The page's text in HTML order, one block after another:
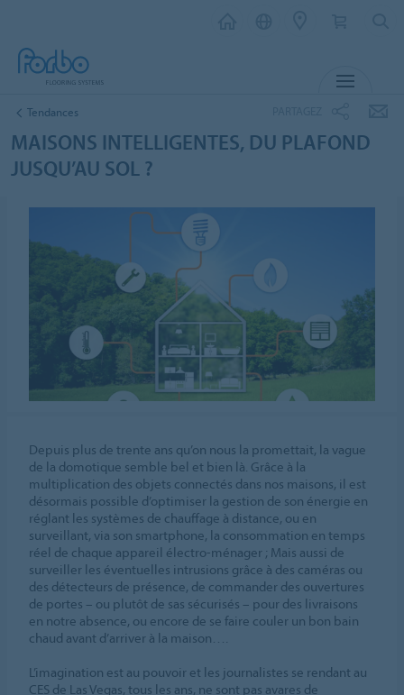
Tendances
MAISONS INTELLIGENTES, DU PLAFOND
JUSQU’AU SOL ?
Depuis plus de trente ans qu’on nous la promettait, la vague
de la domotique semble bel et bien là. Grâce à la
multiplication des objets connectés dans nos maisons, il est
désormais possible d’optimiser la gestion de son énergie en
réglant les systèmes de chauffage à distance, ou en
surveillant, via son smartphone, la consommation en temps
réel de chaque appareil électro-ménager ; Mais aussi de
surveiller les éventuelles intrusions grâce à des caméras ou
des détecteurs de présence, de commander des ouvertures
de portes – ou plutôt de sas sécurisés – pour des livraisons
en notre absence, ou encore de se faire couler un bon bain
chaud avant d’arriver à la maison….
L’imagination est au pouvoir et les journalistes se rendant au
CES de Las Vegas, tous les ans, ne sont pas avares de